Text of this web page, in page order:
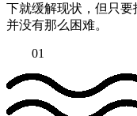
下就缓解现状，但只
并没有那么困难。
01